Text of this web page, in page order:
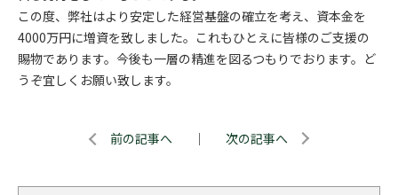
この度、弊社はより安定した経営基盤の確立を考え、資本金を
4000万円に増資を致しました。これもひとえに皆様のご支援の
賜物であります。今後も一層の精進を図るつもりでおります。ど
うぞ宜しくお願い致します。
前の記事へ ｜ 次の記事へ